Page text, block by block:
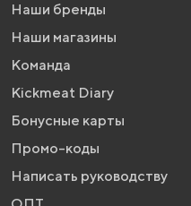
Наши бренды
Наши магазины
Команда
Kickmeat Diary
Бонусные карты
Промо-коды
Написать руководству